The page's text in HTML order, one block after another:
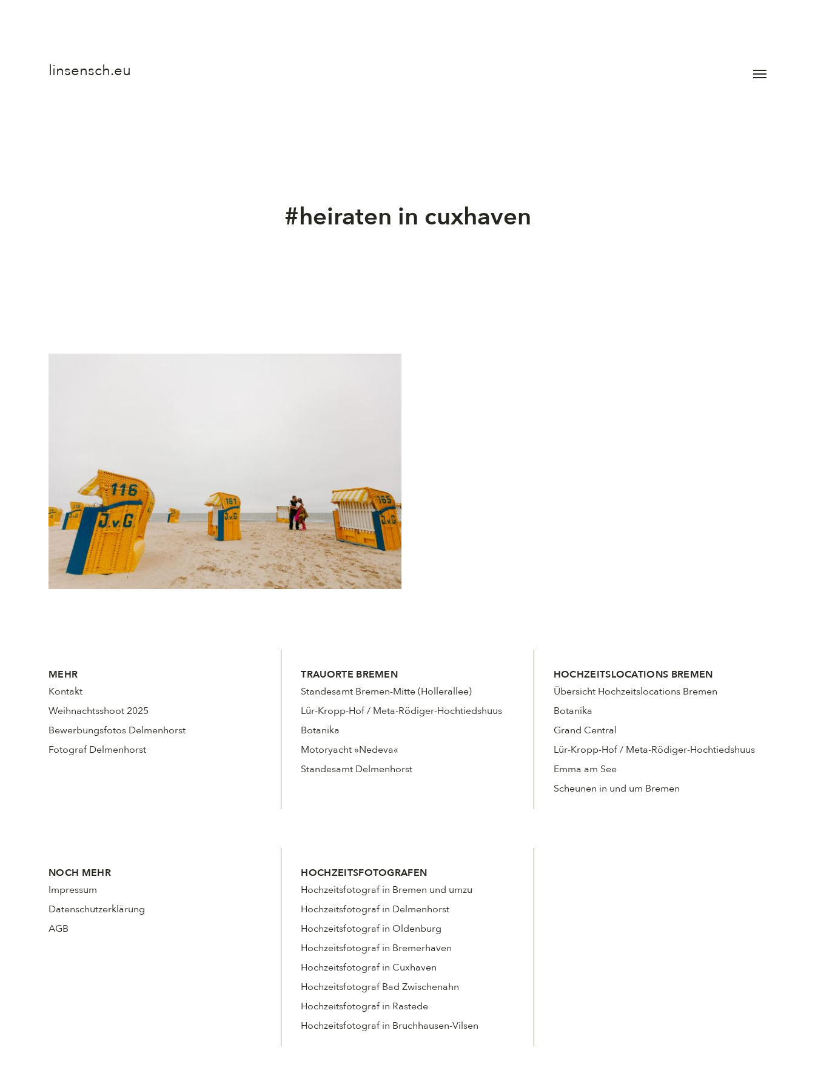
linsensch.eu
Menü
#heiraten in cuxhaven
MEHR
Kontakt
Weihnachtsshoot 2025
Bewerbungsfotos Delmenhorst
Fotograf Delmenhorst
NOCH MEHR
Impressum
Datenschutzerklärung
AGB
TRAUORTE BREMEN
Standesamt Bremen-Mitte (Hollerallee)
Lür-Kropp-Hof / Meta-Rödiger-Hochtiedshuus
Botanika
Motoryacht »Nedeva«
Standesamt Delmenhorst
HOCHZEITSFOTOGRAFEN
Hochzeitsfotograf in Bremen und umzu
Hochzeitsfotograf in Delmenhorst
Hochzeitsfotograf in Oldenburg
Hochzeitsfotograf in Bremerhaven
Hochzeitsfotograf in Cuxhaven
Hochzeitsfotograf Bad Zwischenahn
Hochzeitsfotograf in Rastede
Hochzeitsfotograf in Bruchhausen-Vilsen
HOCHZEITSLOCATIONS BREMEN
Übersicht Hochzeitslocations Bremen
Botanika
Grand Central
Lür-Kropp-Hof / Meta-Rödiger-Hochtiedshuus
Emma am See
Scheunen in und um Bremen